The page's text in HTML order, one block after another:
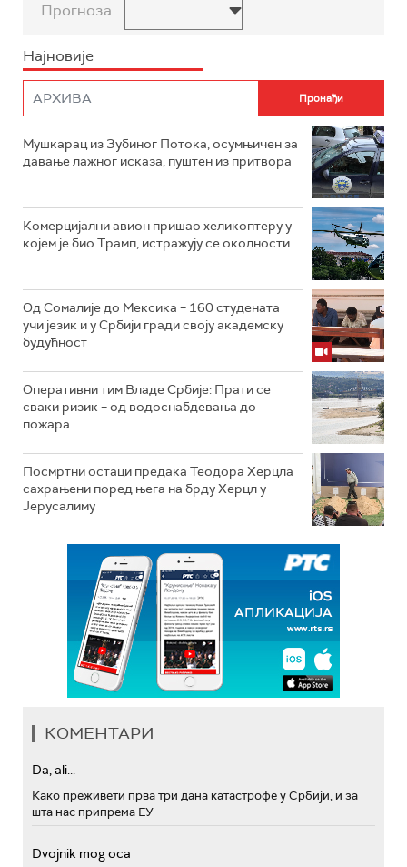
Прогноза
Најновије
Мушкарац из Зубиног Потока, осумњичен за
давање лажног исказа, пуштен из притвора
Комерцијални авион пришао хеликоптеру у
којем је био Трамп, истражују се околности
Од Сомалије до Мексика – 160 студената
учи језик и у Србији гради своју академску
будућност
Оперативни тим Владе Србије: Прати се
сваки ризик – од водоснабдевања до
пожара
Посмртни остаци предака Теодора Херцла
сахрањени поред њега на брду Херцл у
Јерусалиму
КОМЕНТАРИ
Da, ali...
Како преживети прва три дана катастрофе у Србији, и за
шта нас припрема ЕУ
Dvojnik mog oca